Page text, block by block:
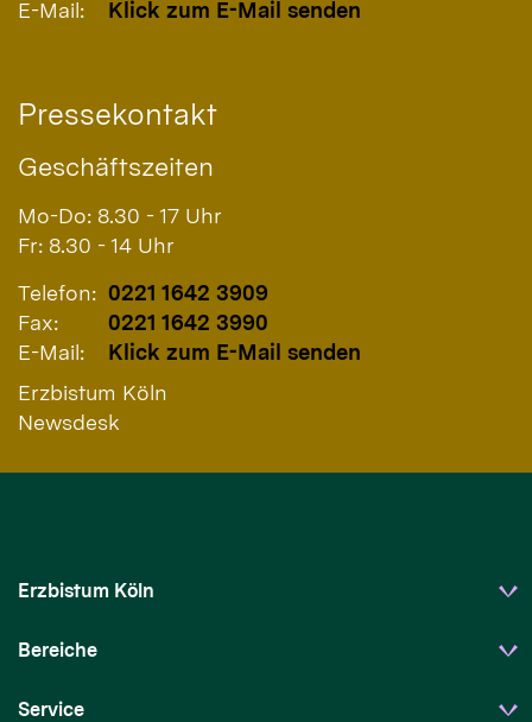
E-Mail:
Klick zum E-Mail senden
Pressekontakt
Geschäftszeiten
Mo-Do: 8.30 - 17 Uhr
Fr: 8.30 - 14 Uhr
Telefon: 0221 1642 3909
Fax:
0221 1642 3990
E-Mail:
Klick zum E-Mail senden
Erzbistum Köln
Newsdesk
Erzbistum Köln
Bereiche
Service